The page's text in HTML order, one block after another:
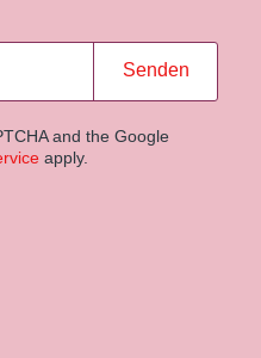
Senden
and the Google
apply.